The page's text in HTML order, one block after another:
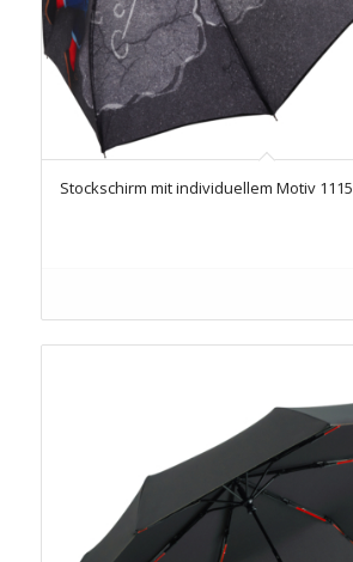
Stockschirm mit individuellem Motiv